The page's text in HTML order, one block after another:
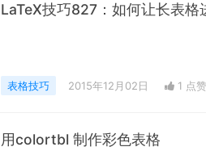
LaTeX技巧827：如何让长表格
表格技巧 2015年12月02日 1 点赞
用colortbl 制作彩色表格